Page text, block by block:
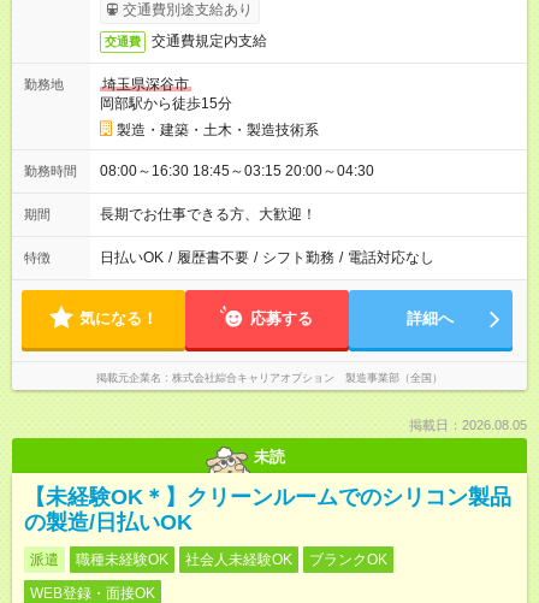
交通費別途支給あり
交通費 交通費規定内支給
勤務地
埼玉県深谷市
岡部駅から徒歩15分
製造・建築・土木・製造技術系
勤務時間 08:00～16:30 18:45～03:15 20:00～04:30
期間 長期でお仕事できる方、大歓迎！
特徴 日払いOK / 履歴書不要 / シフト勤務 / 電話対応なし
気になる！ 応募する 詳細へ
掲載元企業名 株式会社綜合キャリアオプション 製造事業部（全国）
掲載日：2026.08.05
未読
【未経験OK＊】クリーンルームでのシリコン製品
の製造/日払いOK
派遣 職種未経験OK 社会人未経験OK
ブランクOK
WEB登録・面接OK